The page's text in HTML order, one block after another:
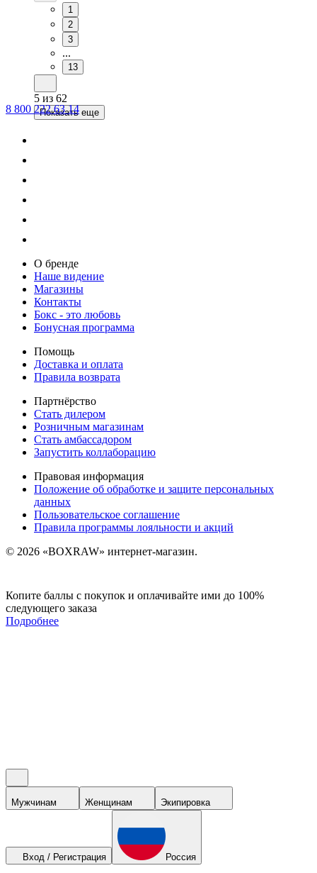
1
2
3
...
13
5 из 62
Показать еще
8 800 222 63 14
О бренде
Наше видение
Магазины
Контакты
Бокс - это любовь
Бонусная программа
Помощь
Доставка и оплата
Правила возврата
Партнёрство
Стать дилером
Розничным магазинам
Стать амбассадором
Запустить коллаборацию
Правовая информация
Положение об обработке и защите персональных
данных
Пользовательское соглашение
Правила программы лояльности и акций
© 2026 «BOXRAW» интернет-магазин.
Копите баллы с покупок и оплачивайте ими до 100%
следующего заказа
Подробнее
Мужчинам Женщинам Экипировка
Вход / Регистрация Россия